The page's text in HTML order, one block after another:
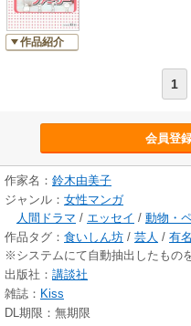
作品紹介
1
会員登
作家名： 鈴木由美子
ジャンル： 女性マンガ
人間ドラマ / エッセイ / 動物・
作品タグ： 食いしん坊 / 芸人 / 有名
※システムにて自動抽出したもの
出版社： 講談社
雑誌： Kiss
DL期限：無期限